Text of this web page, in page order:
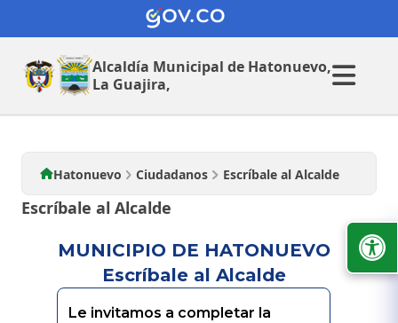
Alcaldía Municipal de Hatonuevo,
La Guajira,
Ciudadanos
Hatonuevo Ciudadanos Escríbale al Alcalde
Escríbale al Alcalde